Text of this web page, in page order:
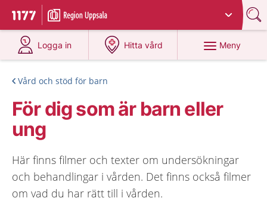
Till startsidan för 1177
Du har valt region
Logga in
på 1177.se
Hitta vård
på 1177.se
Meny
Vård och stöd för barn
För dig som är barn eller
ung
Här finns filmer och texter om undersökningar
och behandlingar i vården. Det finns också filmer
om vad du har rätt till i vården.